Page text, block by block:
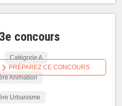
concours
Catégorie A
Animation
Urbanisme
PRÉPAREZ CE CONCOURS